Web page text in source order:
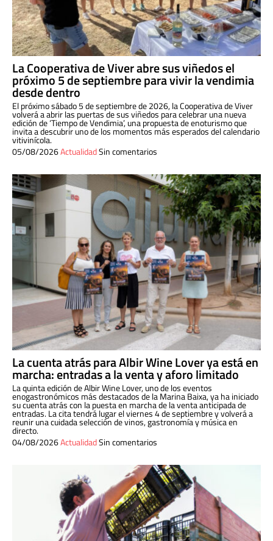
La Cooperativa de Viver abre sus viñedos el
próximo 5 de septiembre para vivir la vendimia
desde dentro
El próximo sábado 5 de septiembre de 2026, la Cooperativa de Viver
volverá a abrir las puertas de sus viñedos para celebrar una nueva
edición de ‘Tiempo de Vendimia’, una propuesta de enoturismo que
invita a descubrir uno de los momentos más esperados del calendario
vitivinícola.
05/08/2026ActualidadSin comentarios
La cuenta atrás para Albir Wine Lover ya está en
marcha: entradas a la venta y aforo limitado
La quinta edición de Albir Wine Lover, uno de los eventos
enogastronómicos más destacados de la Marina Baixa, ya ha iniciado
su cuenta atrás con la puesta en marcha de la venta anticipada de
entradas. La cita tendrá lugar el viernes 4 de septiembre y volverá a
reunir una cuidada selección de vinos, gastronomía y música en
directo.
04/08/2026ActualidadSin comentarios